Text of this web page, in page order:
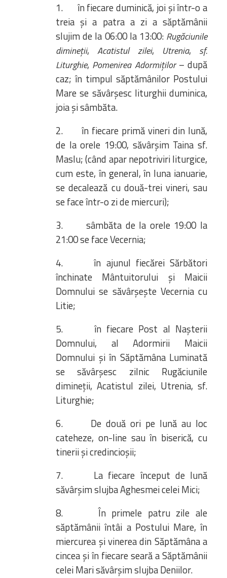
1. în fiecare duminică, joi și într-o a
treia și a patra a zi a săptămânii
slujim de la 06:00 la 13:00: Rugăciunile
dimineții,Acatistul zilei, Utrenia, sf.
Liturghie, Pomenirea Adormiților– după
caz; în timpul săptămânilor Postului
Mare se săvârșesc liturghii duminica,
joia și sâmbăta.
2. în fiecare primă vineri din lună,
de la orele 19:00, săvârșim Taina sf.
Maslu; (când apar nepotriviri liturgice,
cum este, în general, în luna ianuarie,
se decalează cu două-trei vineri, sau
se face într-o zi de miercuri);
3. sâmbăta de la orele 19:00 la
21:00 se face Vecernia;
4. în ajunul fiecărei Sărbători
închinate Mântuitorului și Maicii
Domnului se săvârșește Vecernia cu
Litie;
5. în fiecare Post al Nașterii
Domnului, al Adormirii Maicii
Domnului și în Săptămâna Luminată
se săvârșesc zilnic Rugăciunile
dimineții, Acatistul zilei, Utrenia, sf.
Liturghie;
6. De două ori pe lună au loc
cateheze, on-line sau în biserică, cu
tinerii și credincioșii;
7. La fiecare început de lună
săvârșim slujba Aghesmei celei Mici;
8. În primele patru zile ale
săptămânii întâi a Postului Mare, în
miercurea și vinerea din Săptămâna a
cincea și în fiecare seară a Săptămânii
celei Mari săvârșim slujba Deniilor.